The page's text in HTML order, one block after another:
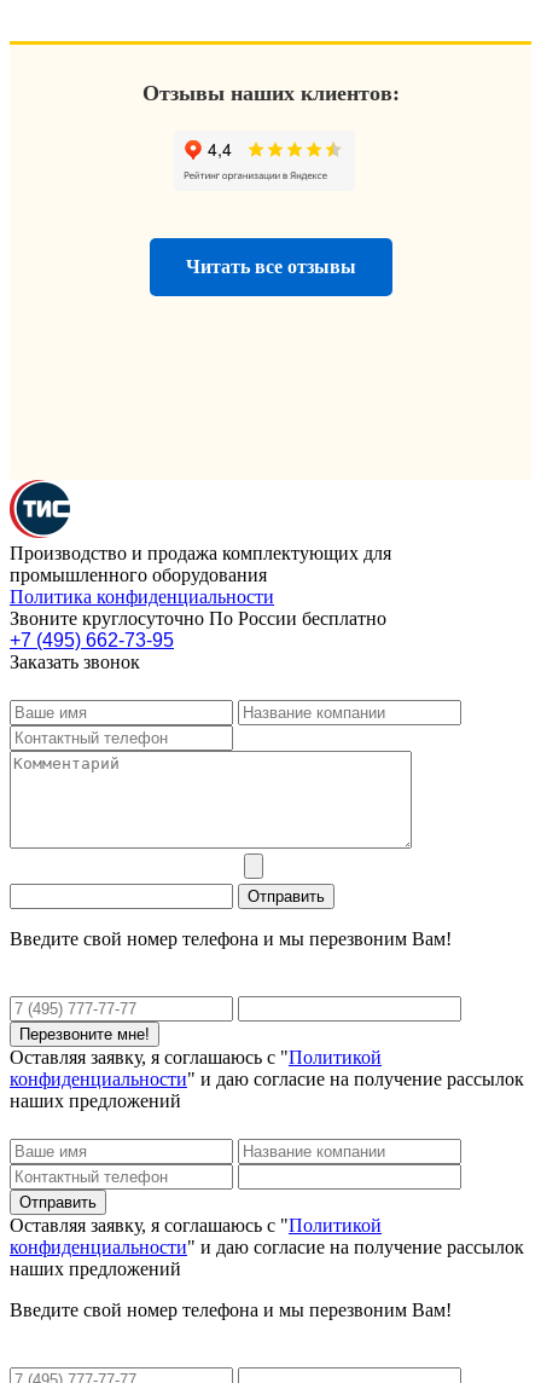
Отзывы наших клиентов:
Читать все отзывы
Производство и продажа комплектующих для
промышленного оборудования
Политика конфиденциальности
Звоните круглосуточно По России бесплатно
+7 (495) 662-73-95
Заказать звонок
Введите свой номер телефона и мы перезвоним Вам!
Оставляя заявку, я соглашаюсь с "Политикой
конфиденциальности" и даю согласие на получение рассылок
наших предложений
Оставляя заявку, я соглашаюсь с "Политикой
конфиденциальности" и даю согласие на получение рассылок
наших предложений
Введите свой номер телефона и мы перезвоним Вам!